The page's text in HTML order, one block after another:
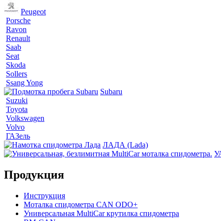
Peugeot
Porsche
Ravon
Renault
Saab
Seat
Skoda
Sollers
Ssang Yong
Subaru
Suzuki
Toyota
Volkswagen
Volvo
ГАЗель
ЛАДА (Lada)
Продукция
Инструкция
Моталка спидометра CAN ODO+
Универсальная MultiCar крутилка спидометра